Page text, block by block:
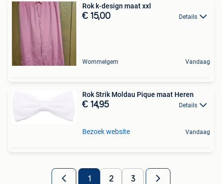
Rok k-design maat xxl
€ 15,00 Details
Wommelgem Vandaag
Rok Strik Moldau Pique maat Heren
€ 14,95 Details
Bezoek website Vandaag
1 2 3